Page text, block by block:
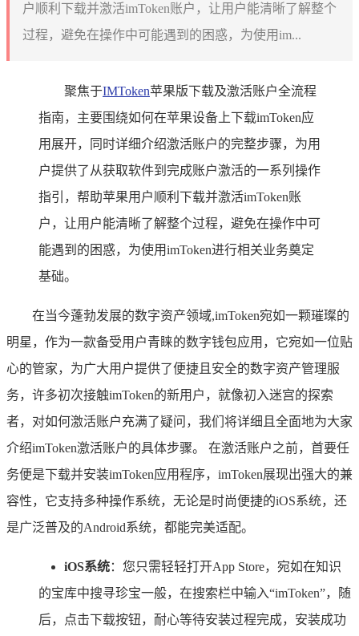
户顺利下载并激活imToken账户，让用户能清晰了解整个
过程，避免在操作中可能遇到的困惑，为使用im...
聚焦于IMToken苹果版下载及激活账户全流程
指南，主要围绕如何在苹果设备上下载imToken应
用展开，同时详细介绍激活账户的完整步骤，为用
户提供了从获取软件到完成账户激活的一系列操作
指引，帮助苹果用户顺利下载并激活imToken账
户，让用户能清晰了解整个过程，避免在操作中可
能遇到的困惑，为使用imToken进行相关业务奠定
基础。
在当今蓬勃发展的数字资产领域,imToken宛如一颗璀璨的
明星，作为一款备受用户青睐的数字钱包应用，它宛如一位贴
心的管家，为广大用户提供了便捷且安全的数字资产管理服
务，许多初次接触imToken的新用户，就像初入迷宫的探索
者，对如何激活账户充满了疑问，我们将详细且全面地为大家
介绍imToken激活账户的具体步骤。 在激活账户之前，首要任
务便是下载并安装imToken应用程序，imToken展现出强大的兼
容性，它支持多种操作系统，无论是时尚便捷的iOS系统，还
是广泛普及的Android系统，都能完美适配。
iOS系统：您只需轻轻打开App Store，宛如在知识
的宝库中搜寻珍宝一般，在搜索栏中输入“imToken”，随
后，点击下载按钮，耐心等待安装过程完成，安装成功